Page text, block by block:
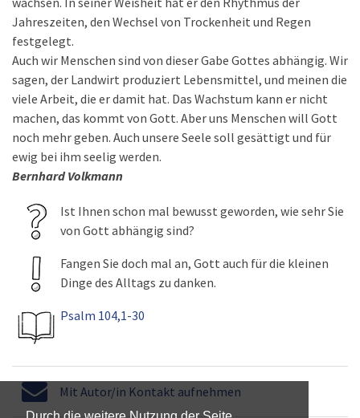
Jahreszeiten, den Wechsel von Trockenheit und Regen
festgelegt.
Auch wir Menschen sind von dieser Gabe Gottes abhängig. Wir
sagen, der Landwirt produziert Lebensmittel, und meinen die
viele Arbeit, die er damit hat. Das Wachstum kann er nicht
machen, das kommt von Gott. Aber uns Menschen will Gott
noch mehr geben. Auch unsere Seele soll gesättigt und für
ewig bei ihm seelig werden.
Bernhard Volkmann
Ist Ihnen schon mal bewusst geworden, wie sehr Sie
von Gott abhängig sind?
Fangen Sie doch mal an, Gott auch für die kleinen
Dinge des Alltags zu danken.
Psalm 104,1-30
Mit Autor/in Kontakt aufnehmen